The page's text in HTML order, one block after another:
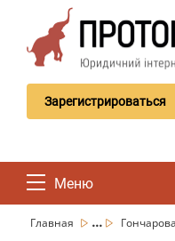
Зарегистрироваться
Меню
Главная ...